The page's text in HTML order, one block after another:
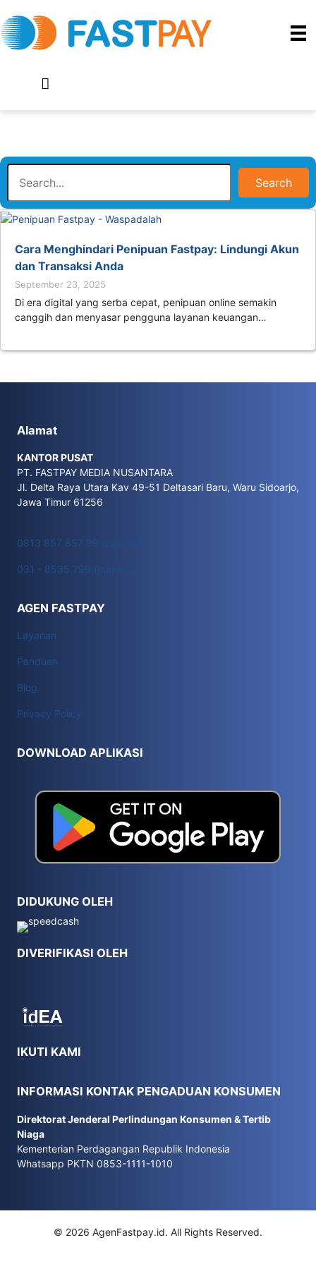
Search
Cara Menghindari Penipuan Fastpay: Lindungi Akun
dan Transaksi Anda
September 23, 2025
Di era digital yang serba cepat, penipuan online semakin
canggih dan menyasar pengguna layanan keuangan…
Alamat
KANTOR PUSAT
PT. FASTPAY MEDIA NUSANTARA
Jl. Delta Raya Utara Kav 49-51 Deltasari Baru, Waru Sidoarjo,
Jawa Timur 61256
0813 857 857 99 (call only)
031 - 8535 799 (hunting)
AGEN FASTPAY
Layanan
Panduan
Blog
Privacy Policy
DOWNLOAD APLIKASI
DIDUKUNG OLEH
DIVERIFIKASI OLEH
IKUTI KAMI
INFORMASI KONTAK PENGADUAN KONSUMEN
Direktorat Jenderal Perlindungan Konsumen & Tertib
Niaga
Kementerian Perdagangan Republik Indonesia
Whatsapp PKTN 0853-1111-1010
© 2026 AgenFastpay.id. All Rights Reserved.